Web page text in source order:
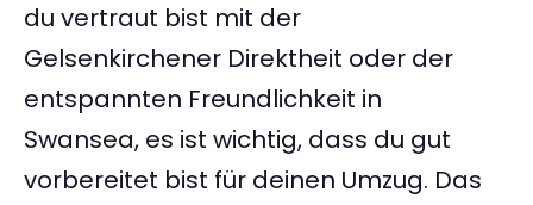
du vertraut bist mit der
Gelsenkirchener Direktheit oder der
entspannten Freundlichkeit in
Swansea, es ist wichtig, dass du gut
vorbereitet bist für deinen Umzug. Das